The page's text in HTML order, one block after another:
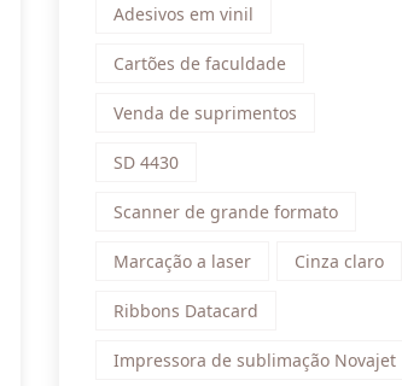
Adesivos em vinil
Cartões de faculdade
Venda de suprimentos
SD 4430
Scanner de grande formato
Marcação a laser Cinza claro
Ribbons Datacard
Impressora de sublimação Novajet